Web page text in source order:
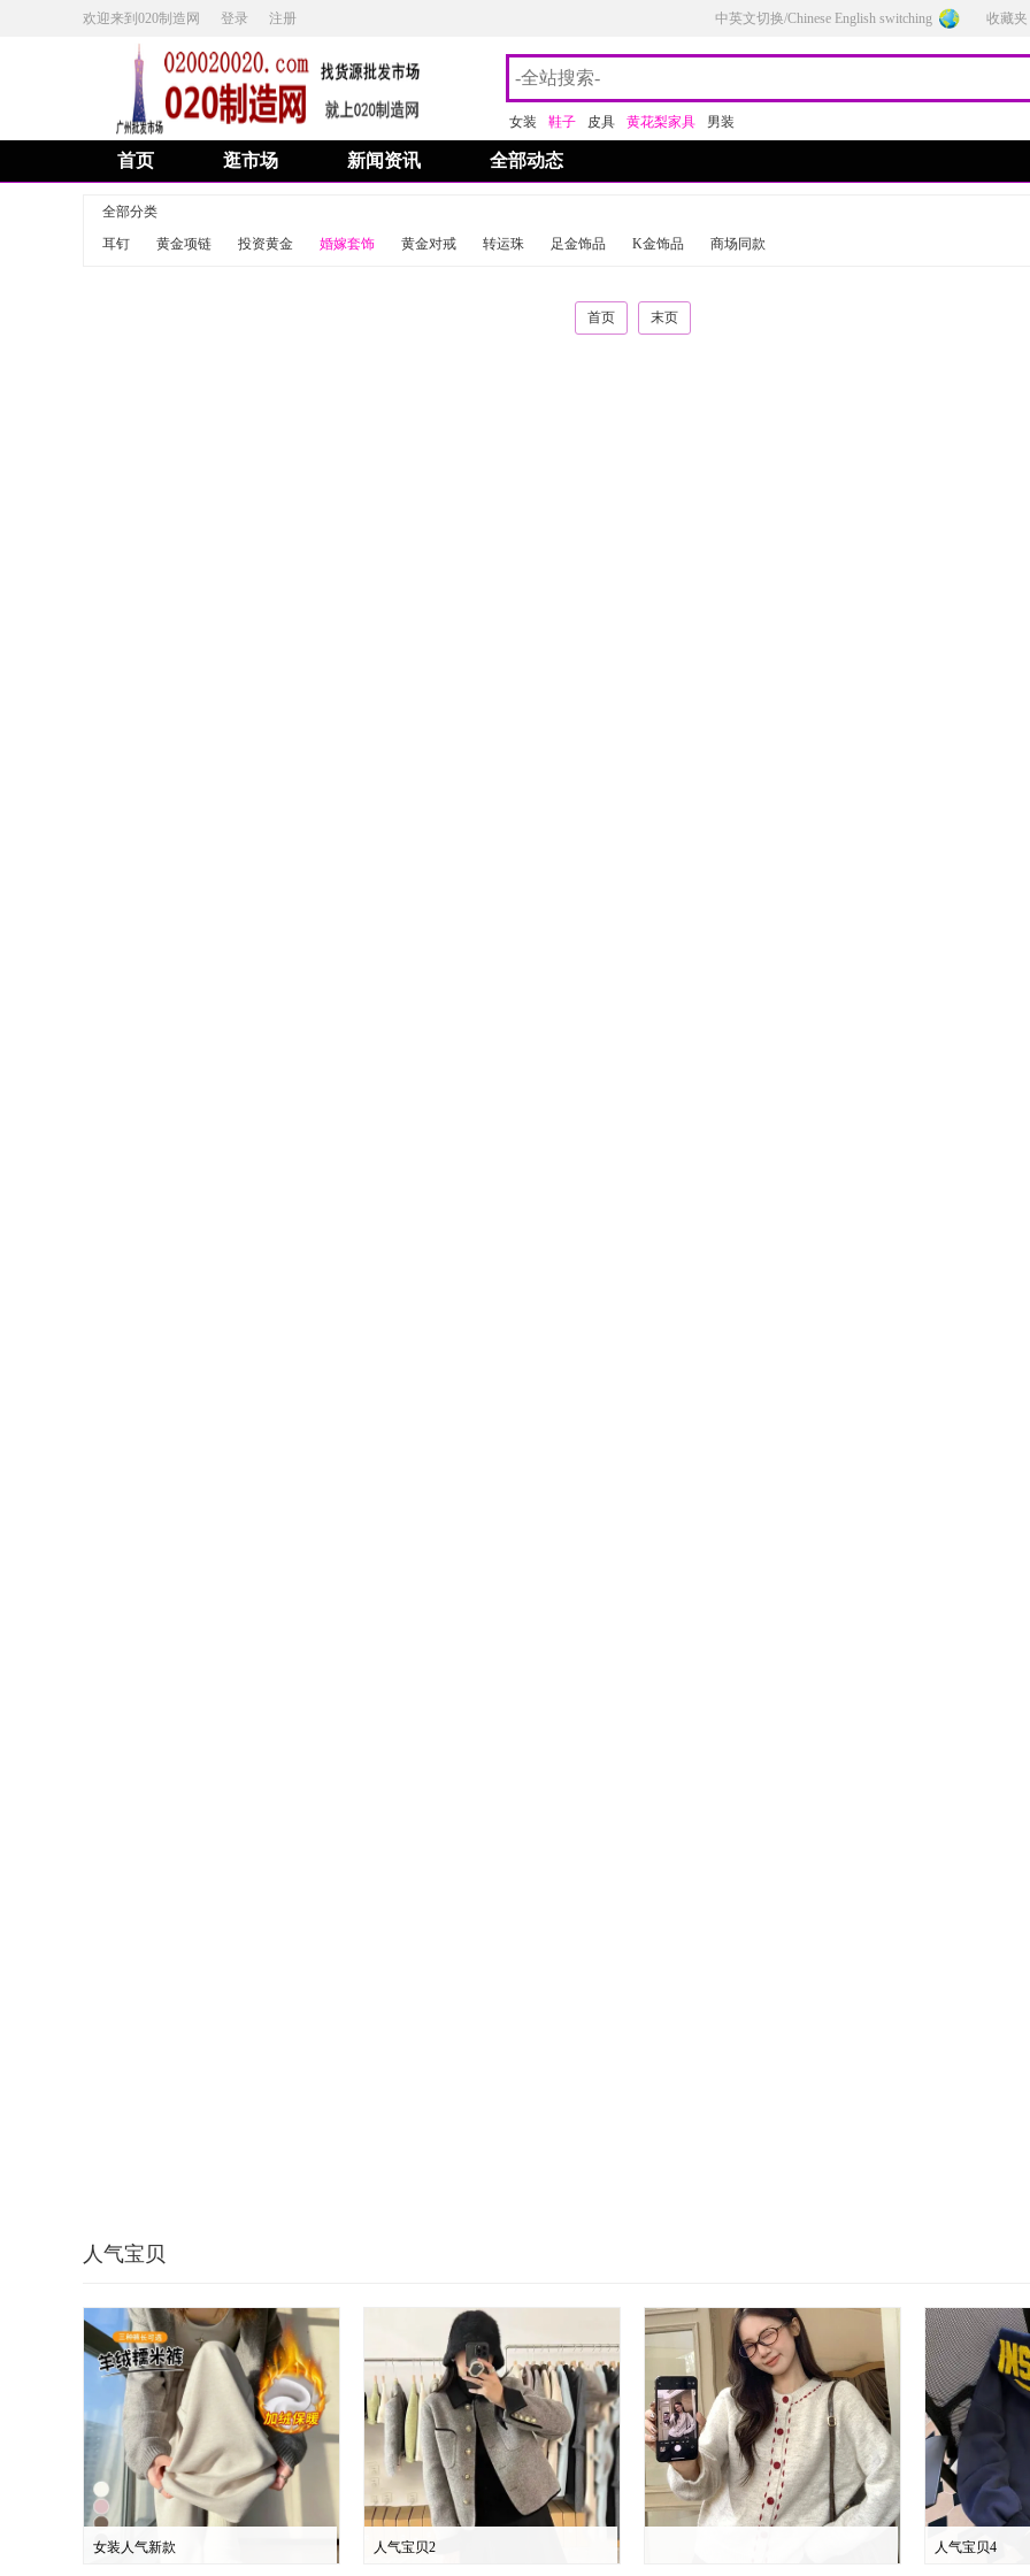
欢迎来到020制造网 登录 注册 中英文切换/Chinese English switching 收藏夹
女装 鞋子 皮具 黄花梨家具 男装
首页 逛市场 新闻资讯 全部动态
全部分类
耳钉
黄金项链 投资黄金 婚嫁套饰 黄金对戒 转运珠 足金饰品 K金饰品 商场同款
首页 末页
人气宝贝
女装人气新款 人气宝贝2 人气宝贝4